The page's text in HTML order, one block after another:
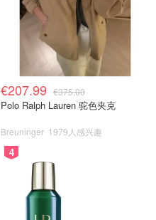
€207.99 €375.00
Polo Ralph Lauren 驼色夹克
Breuninger 1979人感兴趣
4